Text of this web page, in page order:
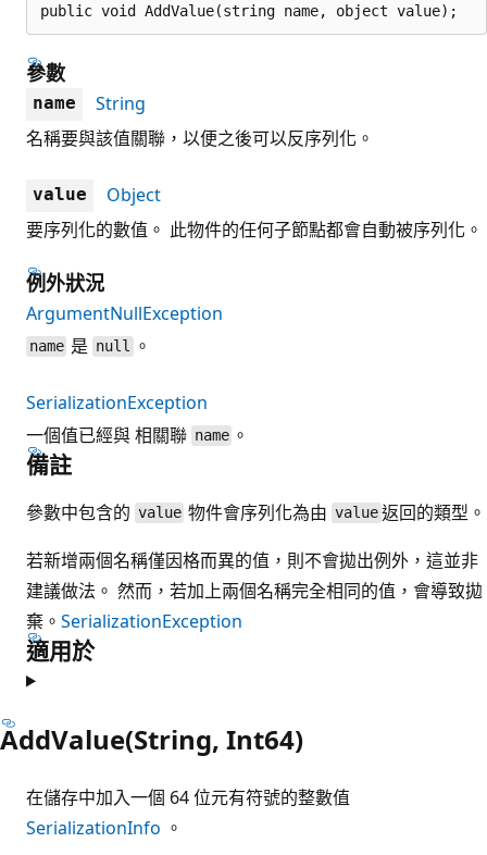
public void AddValue(string name, object value);
參數
name
String
名稱要與該值關聯，以便之後可以反序列化。
value
Object
要序列化的數值。 此物件的任何子節點都會自動被序列化。
例外狀況
ArgumentNullException
name 是 null 。
SerializationException
一個值已經與 相關聯 name 。
備註
參數中包含的 value 物件會序列化為由value返回的類型。
若新增兩個名稱僅因格而異的值，則不會拋出例外，這並非
建議做法。 然而，若加上兩個名稱完全相同的值，會導致拋
棄。 SerializationException
適用於
AddValue(String, Int64)
在儲存中加入一個 64 位元有符號的整數值
SerializationInfo 。